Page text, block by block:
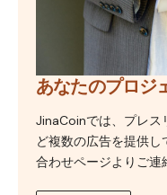
あなたのプロジ
JinaCoinでは、プレス
ど複数の広告を提供
合わせページよりご連